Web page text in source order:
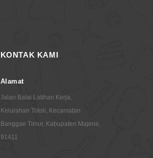
KONTAK KAMI
Alamat
Jalan Balai Latihan Kerja,
Kelurahan Totoli, Kecamatan
Banggae Timur, Kabupaten Majene,
91411